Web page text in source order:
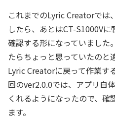
これまでのLyric Creatorでは
したら、あとはCT-S1000V
確認する形になっていました
たらちょっと思っていたのと
Lyric Creatorに戻って作業す
回のver2.0.0では、アプリ自
くれるようになったので、確
ます。